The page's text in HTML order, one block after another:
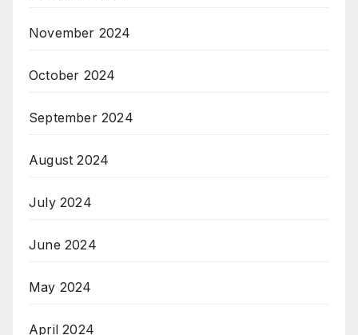
November 2024
October 2024
September 2024
August 2024
July 2024
June 2024
May 2024
April 2024